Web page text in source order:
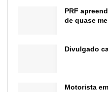
PRF
de quase
Divulgado
Motorista